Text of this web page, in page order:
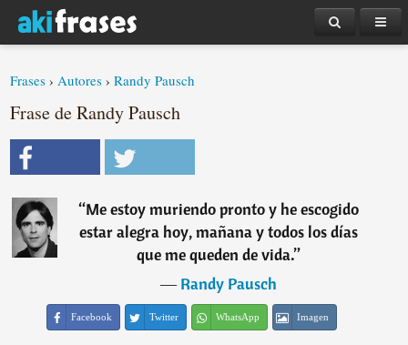
Frases ›Autores ›Randy Pausch
Frase de Randy Pausch
“Me estoy muriendo pronto y he escogido
estar alegra hoy, mañana y todos los días
que me queden de vida.”
―Randy Pausch
Facebook Twitter WhatsApp Imagen